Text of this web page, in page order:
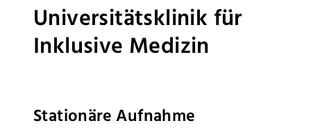
Universitätsklinik für
Inklusive Medizin
Stationäre Aufnahme